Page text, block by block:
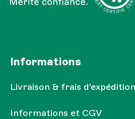
Informations
Livraison & frais d'expédition
Informations et CGV